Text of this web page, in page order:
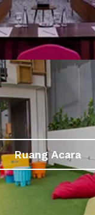
Ruang Acara